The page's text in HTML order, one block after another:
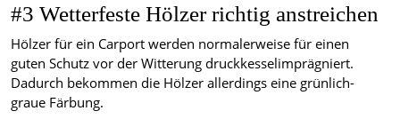
#3 Wetterfeste Hölzer richtig anstreichen
Hölzer für ein Carport werden normalerweise für einen
guten Schutz vor der Witterung druckkesselimprägniert.
Dadurch bekommen die Hölzer allerdings eine grünlich-
graue Färbung.